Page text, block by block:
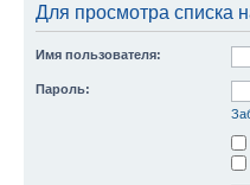
Для просмотра списка
Имя пользователя:
Пароль: